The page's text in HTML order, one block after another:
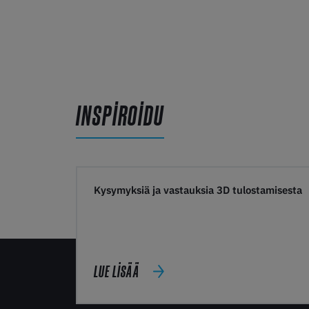
INSPIROIDU
Kysymyksiä ja vastauksia 3D tulostamisesta
LUE LISÄÄ